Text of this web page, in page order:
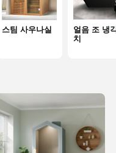
스팀 사우나실
얼음 조 냉
치